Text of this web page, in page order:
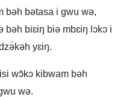
bəh bətasa i gwu wə,
bəh biɛiŋ biə mbɛiŋ lɔkɔ i
yɛiŋ.
wɔ̂kɔ kibwam bəh
wə.